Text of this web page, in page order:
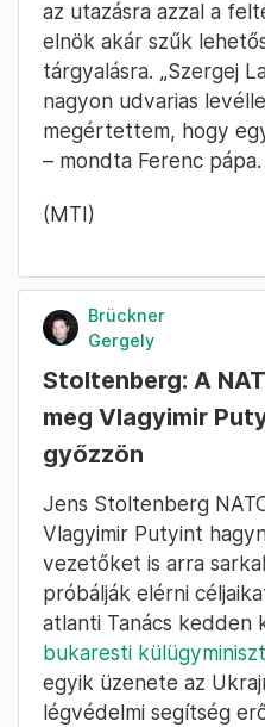
az utazásra azzal a
elnök akár szűk
tárgyalásra. „Szergej
nagyon udvarias
megértettem, hogy
– mondta Ferenc pápa.
(MTI)
Brückner
Gergely
Stoltenberg: A
meg Vlagyimir
győzzön
Jens Stoltenberg
Vlagyimir Putyint
vezetőket is arra
próbálják elérni
atlanti Tanács kedden
bukaresti
egyik üzenete az
légvédelmi segítség